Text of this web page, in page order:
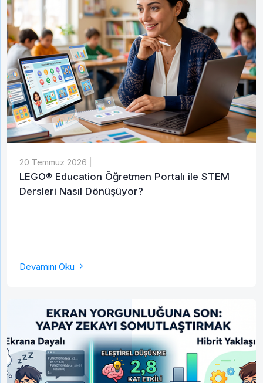
20 Temmuz 2026
LEGO® Education Öğretmen Portalı ile STEM
Dersleri Nasıl Dönüşüyor?
Devamını Oku